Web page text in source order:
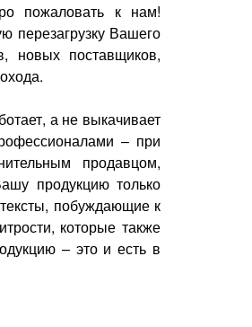
пожаловать к нам!
перезагрузку Вашего
новых поставщиков,
а не выкачивает
– при
продавцом,
продукцию только
побуждающие к
которые также
– это и есть в